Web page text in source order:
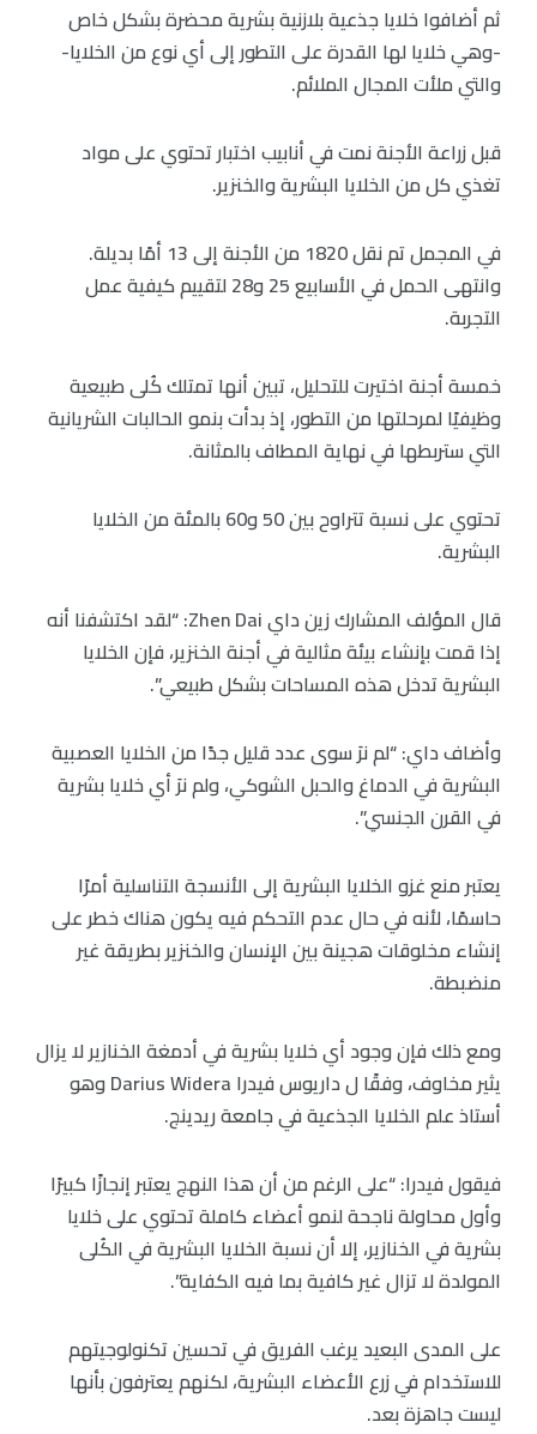
ثم أضافوا خلايا جذعية بلازنية بشرية محضرة بشكل خاص
-وهي خلايا لها القدرة على التطور إلى أي نوع من الخلايا-
والتي ملأت المجال الملائم.
قبل زراعة الأجنة نمت في أنابيب اختبار تحتوي على مواد
تغذي كل من الخلايا البشرية والخنزير.
في المجمل تم نقل 1820 من الأجنة إلى 13 أمًا بديلة.
وانتهى الحمل في الأسابيع 25 و28 لتقييم كيفية عمل
التجربة.
خمسة أجنة اختيرت للتحليل، تبين أنها تمتلك كُلى طبيعية
وظيفيًا لمرحلتها من التطور، إذ بدأت بنمو الحالبات الشريانية
التي ستربطها في نهاية المطاف بالمثانة.
تحتوي على نسبة تتراوح بين 50 و60 بالمئة من الخلايا
البشرية.
قال المؤلف المشارك زين داي Zhen Dai: “لقد اكتشفنا أنه
إذا قمت بإنشاء بيئة مثالية في أجنة الخنزير، فإن الخلايا
البشرية تدخل هذه المساحات بشكل طبيعي”.
وأضاف داي: “لم نرَ سوى عدد قليل جدًا من الخلايا العصبية
البشرية في الدماغ والحبل الشوكي، ولم نرَ أي خلايا بشرية
في القرن الجنسي”.
يعتبر منع غزو الخلايا البشرية إلى الأنسجة التناسلية أمرًا
حاسمًا، لأنه في حال عدم التحكم فيه يكون هناك خطر على
إنشاء مخلوقات هجينة بين الإنسان والخنزير بطريقة غير
منضبطة.
ومع ذلك فإن وجود أي خلايا بشرية في أدمغة الخنازير لا يزال
يثير مخاوف، وفقًا ل داريوس فيدرا Darius Widera وهو
أستاذ علم الخلايا الجذعية في جامعة ريدينج.
فيقول فيدرا: “على الرغم من أن هذا النهج يعتبر إنجازًا كبيرًا
وأول محاولة ناجحة لنمو أعضاء كاملة تحتوي على خلايا
بشرية في الخنازير، إلا أن نسبة الخلايا البشرية في الكُلى
المولدة لا تزال غير كافية بما فيه الكفاية”.
على المدى البعيد يرغب الفريق في تحسين تكنولوجيتهم
للاستخدام في زرع الأعضاء البشرية، لكنهم يعترفون بأنها
ليست جاهزة بعد.